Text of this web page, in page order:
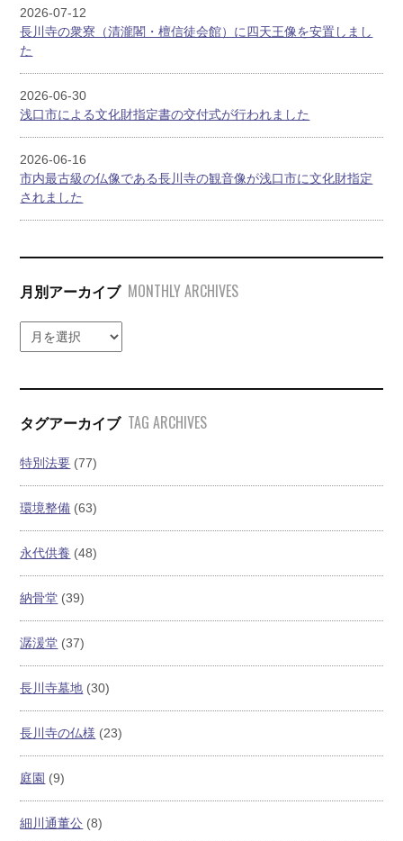
2026-07-12
長川寺の衆寮（清瀧閣・檀信徒会館）に四天王像を安置しまし
た
2026-06-30
浅口市による文化財指定書の交付式が行われました
2026-06-16
市内最古級の仏像である長川寺の観音像が浅口市に文化財指定
されました
月別アーカイブ MONTHLY ARCHIVES
タグアーカイブ TAG ARCHIVES
特別法要 (77)
環境整備 (63)
永代供養 (48)
納骨堂 (39)
潺湲堂 (37)
長川寺墓地 (30)
長川寺の仏様 (23)
庭園 (9)
細川通董公 (8)